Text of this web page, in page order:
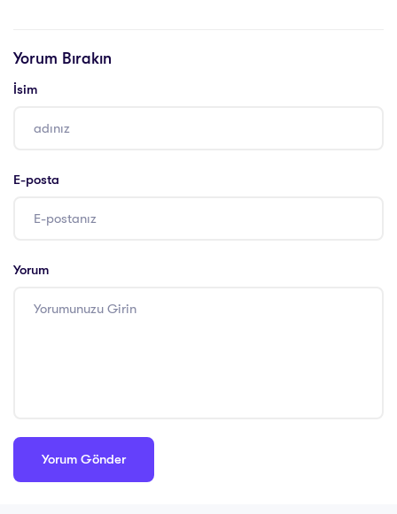
Yorum Bırakın
İsim
E-posta
Yorum